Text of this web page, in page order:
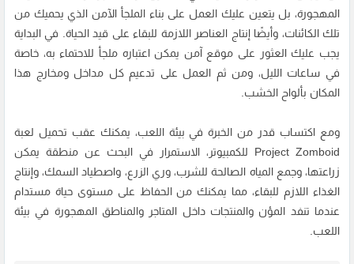
المهجورة، بل يتعين عليك العمل على بناء الملجأ الآمن الذي يحميك من
تلك الكائنات، وأيضًا إنتاج العناصر اللازمة للبقاء على قيد الحياة. في البداية
يجب عليك العثور على موقع آمن يمكن اعتباره ملجأ للاحتماء به، خاصة
في ساعات الليل، ومن ثم العمل على تدعيم كل مداخل ومخارج هذا
المكان بألواح الخشب.
ومع اكتساب قدر من الخبرة في بيئة اللعب، يمكنك عقب تحميل لعبة
Project Zomboid للكمبيوتر، الاستمرار في البحث عن منطقة يمكن
زراعتها، وجمع المياه الصالحة للشرب، وري الزرع، واصطياد السمك، وإنتاج
الغذاء اللازم للبقاء، مما يمكنك من الحفاظ على مستوى حياة مستدام
عندما تنفد المؤن والمنتجات داخل المتاجر والمناطق المهجورة في بيئة
اللعب.